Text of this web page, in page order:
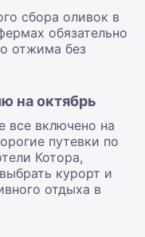
сбора оливок в
обязательно
отжима без
на октябрь
все включено на
путевки по
Котора,
курорт и
отдыха в